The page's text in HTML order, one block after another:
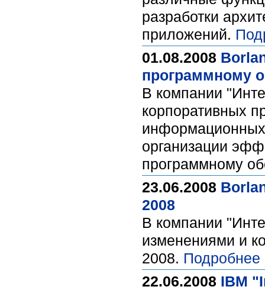
разработки
приложений.
01.08.2008
программному
В компании
корпоративных
информационных
организации
программному
23.06.2008
2008
В компании
изменениями и
2008. Подробнее
22.06.2008 IBM